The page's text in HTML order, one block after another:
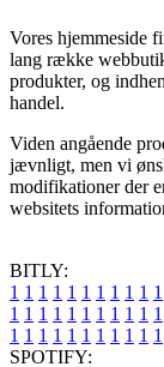
Vores hjemmeside
lang række
produkter, og
handel.
Viden angående
jævnligt, men vi
modifikationer der
websitets
BITLY:
1 1 1 1 1 1 1 1 1 1 1
1 1 1 1 1 1 1 1 1 1 1
1 1 1 1 1 1 1 1 1 1 1
SPOTIFY: